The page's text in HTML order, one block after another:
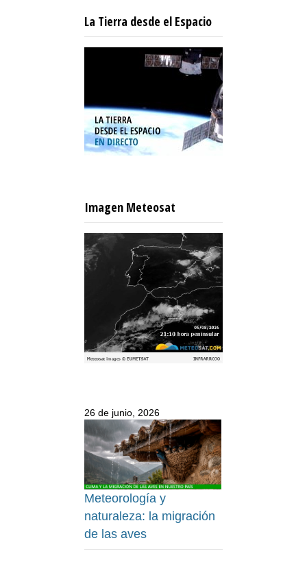
La Tierra desde el Espacio
Imagen Meteosat
26 de junio, 2026
Meteorología y
naturaleza: la migración
de las aves